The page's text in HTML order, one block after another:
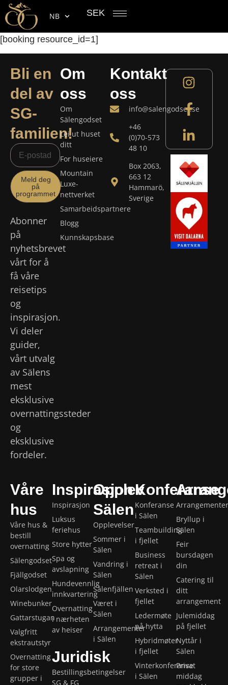
NB SEK
[booking resource_id=1]
Bli en
del av
SG-
familien!
Meld deg
på
programmet
Abonner
på
nyhetsbrevet
vårt for å
få våre
reisetips
og
inspirasjon.
Vi deler
guider,
vårt utvalg
av Sälens
mest
eksklusive
overnattingssteder
og
eksklusive
fordeler.
Om
oss
Om
Sälengodset
Lei ut huset
ditt
For huseiere
Mountain
Luxe-
nettverket
Samarbeidspartnere
Blogg
Kunnskapsbase
Kontakt
oss
info@salengodset.se
+46
(0)70-573
48 10
Box 2063,
663 12
Hammarö,
Sverige
Våre
hus
Våre hus &
bestill
overnatting
Sälengodset
Fjällgodset
Olarslodgen
Winebunker
Gattarstugan
Valgfritt
ekstrautstyr
Overnatting
for store
grupper i
Inspirasjon
Inspirasjon
Luksus
feriehus
Store hytter
Spa og
avslapning
Hundevennlig
innkvartering
Overnatting
i nærheten
av heiser
Juridisk
Bestillingsbetingelser
SG & FG
Opplev
Sälen
Opplevelser
Sommer i
Sälen
Vandring i
Sälen
Sälenfjällen
Været i
Sälen
Arrangementer
i Sälen
Konferanse
Konferanse
i Sälen
Teambuilding
i fjellet
Business
retreat i
Sälen
Verksted i
fjellet
Ledermøte
på hytta
Hybridmøter
i fjellet
Vinterkonferanse
i Sälen
Bryllup i
Sälen
Feir
bursdagen
din
Catering til
ditt
arrangement
Julemiddag
på fjellet
Nyttår i
Sälen
Privat
middag